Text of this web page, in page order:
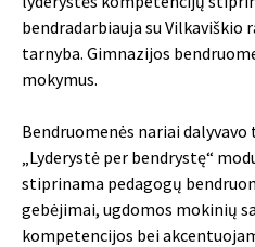
bendradarbiauja su Vilkaviškio
tarnyba. Gimnazijos
mokymus.
Bendruomenės nariai
„Lyderystė per bendrystę“
stiprinama pedagogų
gebėjimai, ugdomos mokinių
kompetencijos bei